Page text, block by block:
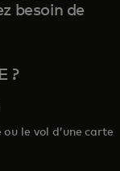
besoin de
?
le vol d’une carte